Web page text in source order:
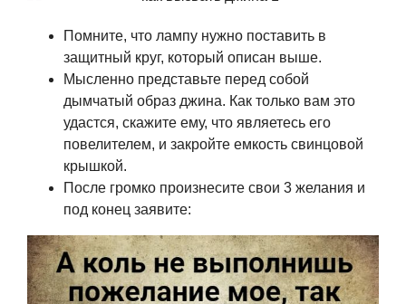
Помните, что лампу нужно поставить в
защитный круг, который описан выше.
Мысленно представьте перед собой
дымчатый образ джина. Как только вам это
удастся, скажите ему, что являетесь его
повелителем, и закройте емкость свинцовой
крышкой.
После громко произнесите свои 3 желания и
под конец заявите: